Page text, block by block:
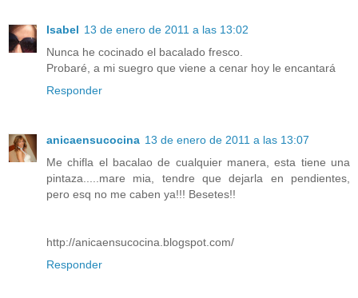
Isabel 13 de enero de 2011 a las 13:02
Nunca he cocinado el bacalado fresco.
Probaré, a mi suegro que viene a cenar hoy le encantará
Responder
anicaensucocina 13 de enero de 2011 a las 13:07
Me chifla el bacalao de cualquier manera, esta tiene una
pintaza.....mare mia, tendre que dejarla en pendientes,
pero esq no me caben ya!!! Besetes!!
http://anicaensucocina.blogspot.com/
Responder